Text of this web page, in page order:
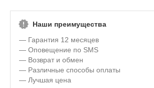
Наши преимущества
— Гарантия 12 месяцев
— Оповещение по SMS
— Возврат и обмен
— Различные способы оплаты
— Лучшая цена